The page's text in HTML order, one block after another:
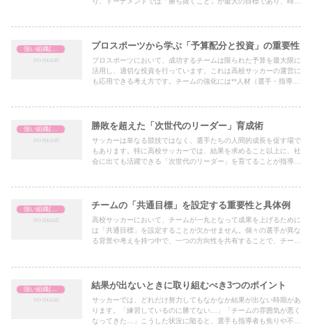
プロスポーツから学ぶ「予算配分と投資」の重要性
プロスポーツにおいて、成功するチームは限られた予算を最大限に
活用し、適切な投資を行っています。これは高校サッカーの運営に
も応用できる考え方です。チームの強化には**人材（選手・指導
勝敗を超えた「次世代のリーダー」育成術
サッカーは単なる競技ではなく、選手たちの人間的成長を促す場で
もあります。特に高校サッカーでは、結果を求めること以上に、社
会に出ても活躍できる「次世代のリーダー」を育てることが指導者
チームの「共通目標」を設定する重要性と具体例
高校サッカーにおいて、チームが一丸となって成果を上げるために
は「共通目標」を設定することが欠かせません。個々の選手が異な
る背景や考えを持つ中で、一つの方向性を共有することで、チーム
結果が出ないときに取り組むべき3つのポイント
サッカーでは、どれだけ努力してもなかなか結果が出ない時期があ
ります。「練習しているのに勝てない…」「チームの雰囲気が悪く
なってきた…」こうした状況に陥ると、選手も指導者も焦りや不安